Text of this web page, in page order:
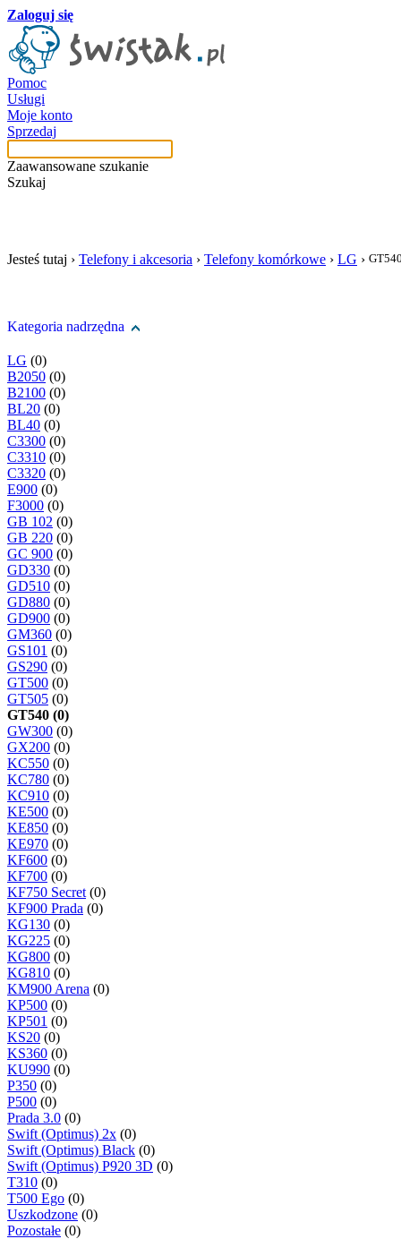
Zaloguj się
Pomoc
Usługi
Moje konto
Sprzedaj
Zaawansowane szukanie
Szukaj
Jesteś tutaj › Telefony i akcesoria › Telefony komórkowe › LG ›
Kategoria nadrzędna
LG (0)
B2050 (0)
B2100 (0)
BL20 (0)
BL40 (0)
C3300 (0)
C3310 (0)
C3320 (0)
E900 (0)
F3000 (0)
GB 102 (0)
GB 220 (0)
GC 900 (0)
GD330 (0)
GD510 (0)
GD880 (0)
GD900 (0)
GM360 (0)
GS101 (0)
GS290 (0)
GT500 (0)
GT505 (0)
GT540 (0)
GW300 (0)
GX200 (0)
KC550 (0)
KC780 (0)
KC910 (0)
KE500 (0)
KE850 (0)
KE970 (0)
KF600 (0)
KF700 (0)
KF750 Secret (0)
KF900 Prada (0)
KG130 (0)
KG225 (0)
KG800 (0)
KG810 (0)
KM900 Arena (0)
KP500 (0)
KP501 (0)
KS20 (0)
KS360 (0)
KU990 (0)
P350 (0)
P500 (0)
Prada 3.0 (0)
Swift (Optimus) 2x (0)
Swift (Optimus) Black (0)
Swift (Optimus) P920 3D (0)
T310 (0)
T500 Ego (0)
Uszkodzone (0)
Pozostałe (0)